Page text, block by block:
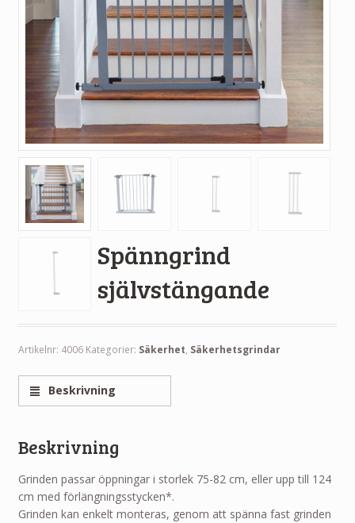
Spänngrind
självstängande
Artikelnr: 4006 Kategorier: Säkerhet, Säkerhetsgrindar
Beskrivning
Beskrivning
Grinden passar öppningar i storlek 75-82 cm, eller upp till 124
cm med förlängningsstycken*.
Grinden kan enkelt monteras, genom att spänna fast grinden